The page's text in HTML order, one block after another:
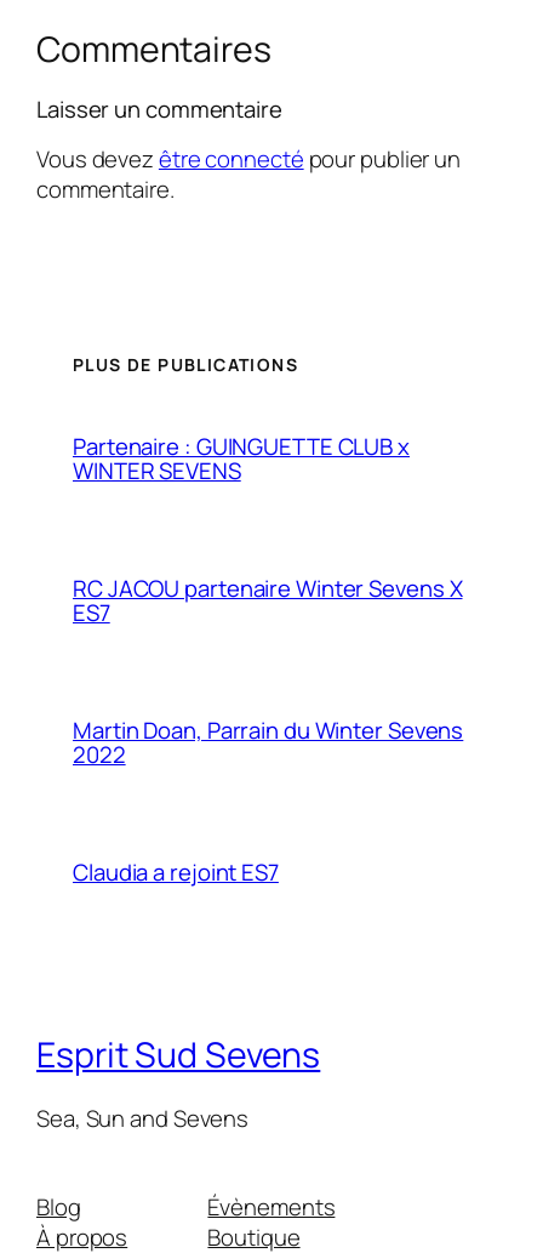
Commentaires
Laisser un commentaire
Vous devezêtre connecté pour publier un
commentaire.
PLUS DE PUBLICATIONS
Partenaire : GUINGUETTE CLUB x
WINTER SEVENS
RC JACOU partenaire Winter Sevens X
ES7
Martin Doan, Parrain du Winter Sevens
2022
Claudia a rejoint ES7
Esprit Sud Sevens
Sea, Sun and Sevens
Blog
À propos
Évènements
Boutique